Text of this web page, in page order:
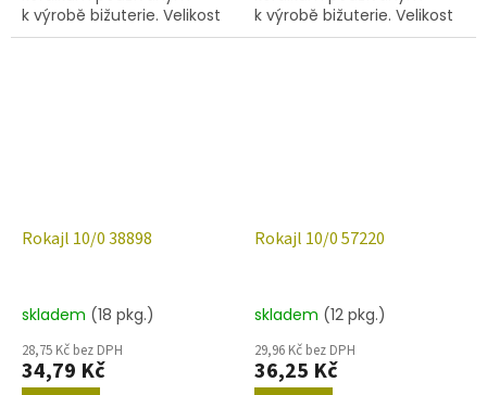
k výrobě bižuterie. Velikost
10/0 (2,2-2,4 mm), barva
k výrobě bižuterie. Velikost
10/0 (2,2-2,4 mm), barva
Rokajl 10/0 38898
skladem (18 pkg.)
28,75 Kč bez DPH
34,79 Kč
Rokajl 10/0 57220
skladem (12 pkg.)
29,96 Kč bez DPH
36,25 Kč